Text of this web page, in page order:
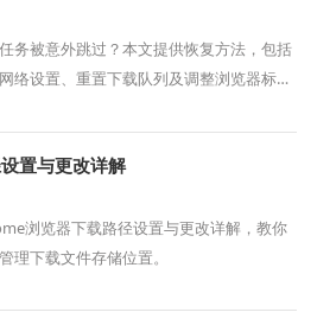
务被意外跳过？本文提供恢复方法，包括
络设置、重置下载队列及调整浏览器标
置与更改详解
浏览器下载路径设置与更改详解，教你
理下载文件存储位置。